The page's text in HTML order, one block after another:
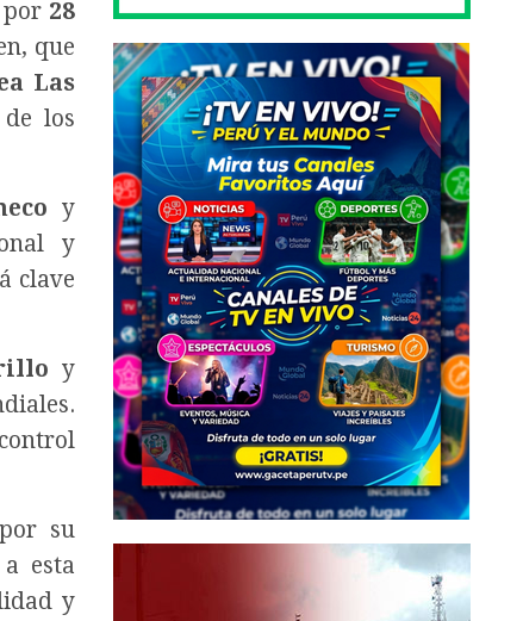
por 28
que
Las
los
y
y
clave
y
su
esta
y